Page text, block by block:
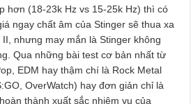
hơn (18-23k Hz vs 15-25k Hz) thì có
ngay chất âm của Stinger sẽ thua xa
nhưng may mắn là Stinger không
Qua những bài test cơ bản nhất từ
EDM hay thậm chí là Rock Metal
OverWatch) hay đơn giản chỉ là
thành xuất sắc nhiệm vụ của